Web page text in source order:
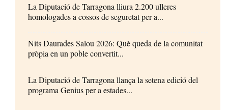
La Diputació de Tarragona lliura 2.200 ulleres
homologades a cossos de seguretat per a...
Nits Daurades Salou 2026: Què queda de la comunitat
pròpia en un poble convertit...
La Diputació de Tarragona llança la setena edició del
programa Genius per a estades...